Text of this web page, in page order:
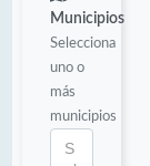
Municipios
Selecciona
uno o
más
municipios